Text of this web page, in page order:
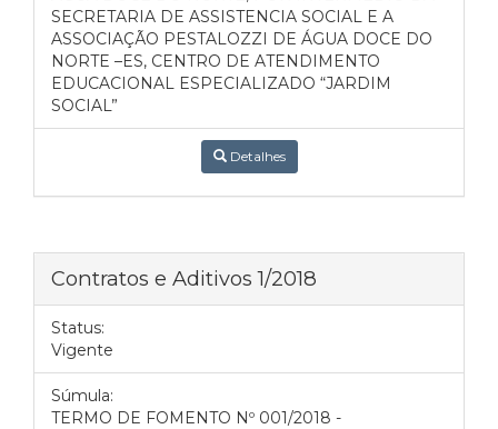
SECRETARIA DE ASSISTENCIA SOCIAL E A
ASSOCIAÇÃO PESTALOZZI DE ÁGUA DOCE DO
NORTE –ES, CENTRO DE ATENDIMENTO
EDUCACIONAL ESPECIALIZADO “JARDIM
SOCIAL”
Detalhes
Contratos e Aditivos 1/2018
Status:
Vigente
Súmula:
TERMO DE FOMENTO Nº 001/2018 -